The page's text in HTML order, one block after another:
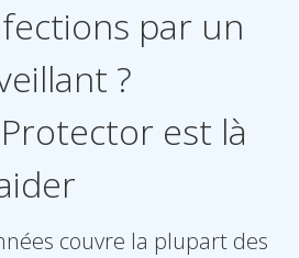
par un
?
est là
couvre la plupart des